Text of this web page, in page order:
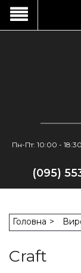
Пн-Пт: 10:00 - 18:30
(095)
Головна
Craft